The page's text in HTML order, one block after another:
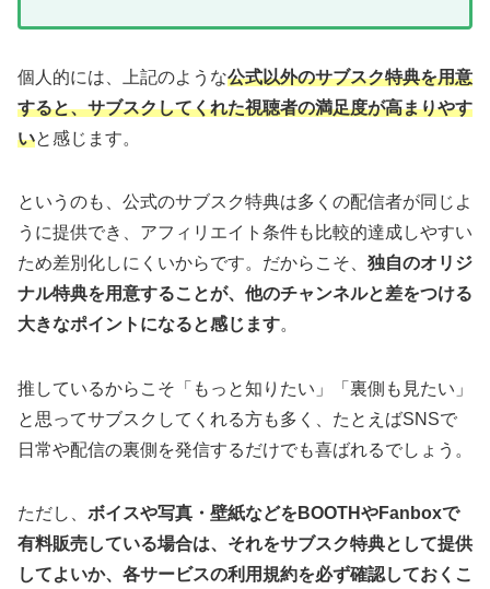
個人的には、上記のような公式以外のサブスク特典を用意
すると、サブスクしてくれた視聴者の満足度が高まりやす
いと感じます。
というのも、公式のサブスク特典は多くの配信者が同じよ
うに提供でき、アフィリエイト条件も比較的達成しやすい
ため差別化しにくいからです。だからこそ、 独自のオリジ
ナル特典を用意することが、他のチャンネルと差をつける
大きなポイントになると感じます。
推しているからこそ「もっと知りたい」「裏側も見たい」
と思ってサブスクしてくれる方も多く、たとえばSNSで
日常や配信の裏側を発信するだけでも喜ばれるでしょう。
ただし、 ボイスや写真・壁紙などをBOOTHやFanboxで
有料販売している場合は、それをサブスク特典として提供
してよいか、各サービスの利用規約を必ず確認しておくこ